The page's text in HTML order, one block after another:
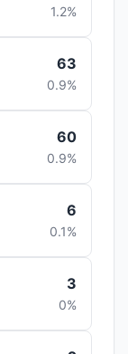
1.2%
63
0.9%
60
0.9%
6
0.1%
3
0%